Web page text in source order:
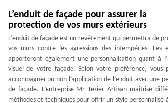
L’enduit de façade pour assurer la
protection de vos murs extérieurs
L’enduit de façade est un revêtement qui permettra de
vos murs contre les agressions des intempéries. Les
apporteront également une personnalisation quant à
visuel de votre façade. Selon votre préférence, vous
accompagner ou non l’application de l’enduit avec une
de façade. L’entreprise Mr Texier Artisan maitrise
méthodes et techniques pour offrir un style personnalisé